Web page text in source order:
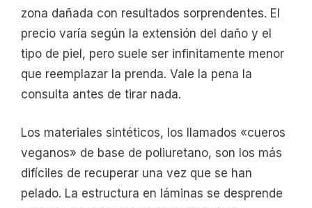
zona dañada con resultados sorprendentes. El
precio varía según la extensión del daño y el
tipo de piel, pero suele ser infinitamente menor
que reemplazar la prenda. Vale la pena la
consulta antes de tirar nada.
Los materiales sintéticos, los llamados «cueros
veganos» de base de poliuretano, son los más
difíciles de recuperar una vez que se han
pelado. La estructura en láminas se desprende